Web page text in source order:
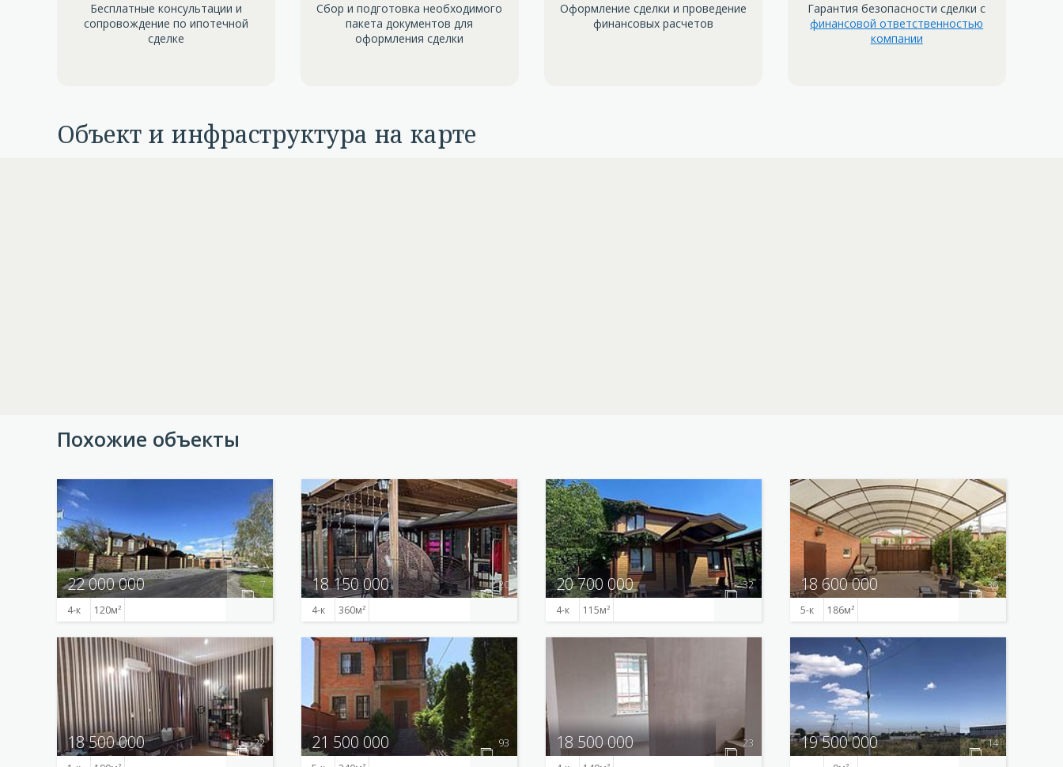
Бесплатные консультации и
сопровождение по ипотечной
сделке
Сбор и подготовка необходимого
пакета документов для
оформления сделки
Оформление сделки и проведение
финансовых расчетов
Гарантия безопасности сделки с
финансовой ответственностью
компании
Объект и инфраструктура на карте
Похожие объекты
22 000 000 7
4-к 120
18 150 000 20
4-к 360
20 700 000 32
4-к 115
18 600 000 36
5-к 186
18 500 000 22 21 500 000 93 18 500 000 23 19 500 000 14